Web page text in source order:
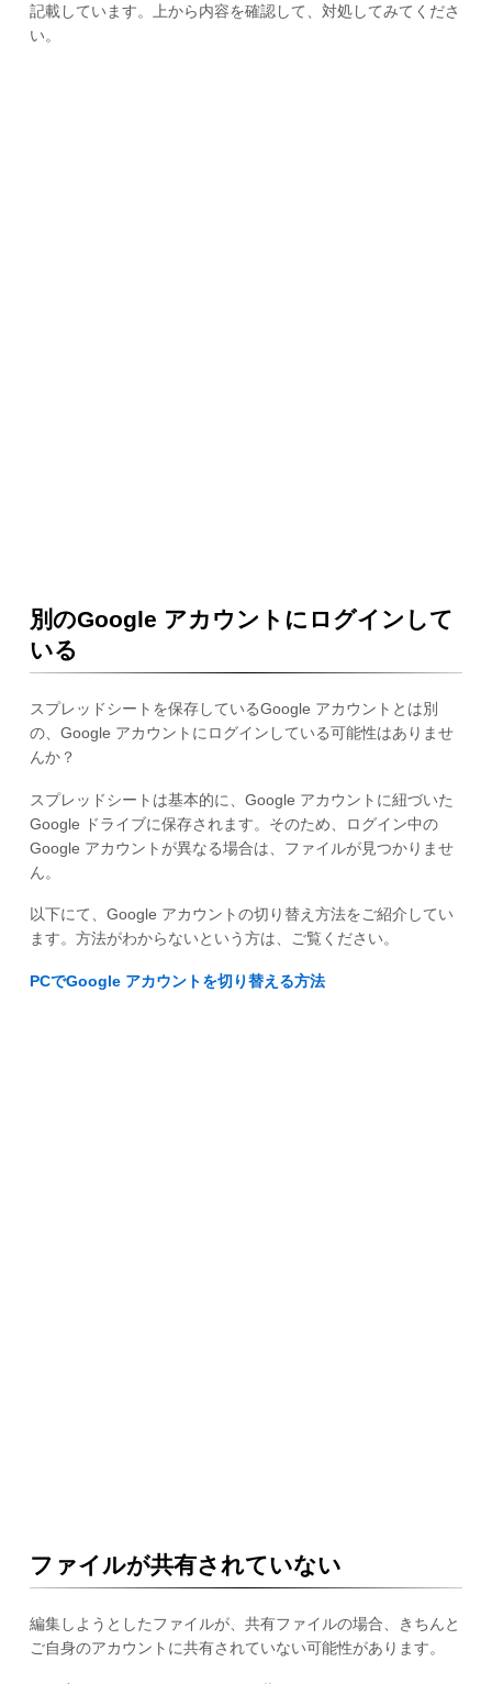
記載しています。上から内容を確認して、対処してみてくださ
い。
別のGoogle アカウントにログインして
いる
スプレッドシートを保存しているGoogle アカウントとは別
の、Google アカウントにログインしている可能性はありませ
んか？
スプレッドシートは基本的に、Google アカウントに紐づいた
Google ドライブに保存されます。そのため、ログイン中の
Google アカウントが異なる場合は、ファイルが見つかりませ
ん。
以下にて、Google アカウントの切り替え方法をご紹介してい
ます。方法がわからないという方は、ご覧ください。
PCでGoogle アカウントを切り替える方法
ファイルが共有されていない
編集しようとしたファイルが、共有ファイルの場合、きちんと
ご自身のアカウントに共有されていない可能性があります。